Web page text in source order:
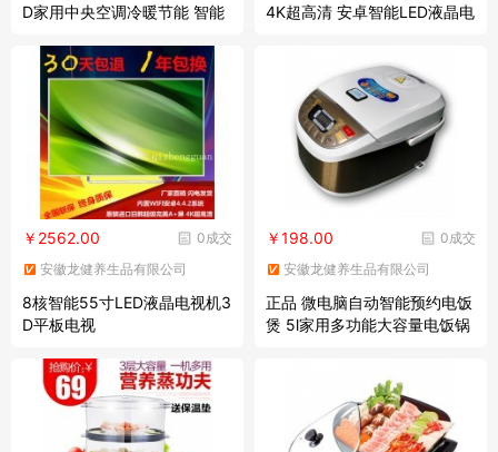
D家用中央空调冷暖节能 智能
4K超高清 安卓智能LED液晶电
0成交
￥2562.00
安徽龙健养生品有限公司
8核智能55寸LED液晶电视机3
D平板电视
0成交
￥198.00
安徽龙健养生品有限公司
正品 微电脑自动智能预约电饭
煲 5l家用多功能大容量电饭锅